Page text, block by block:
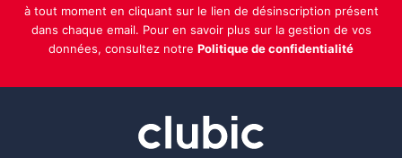
à tout moment en cliquant sur le lien de désinscription présent
dans chaque email. Pour en savoir plus sur la gestion de vos
données, consultez notre Politique de confidentialité